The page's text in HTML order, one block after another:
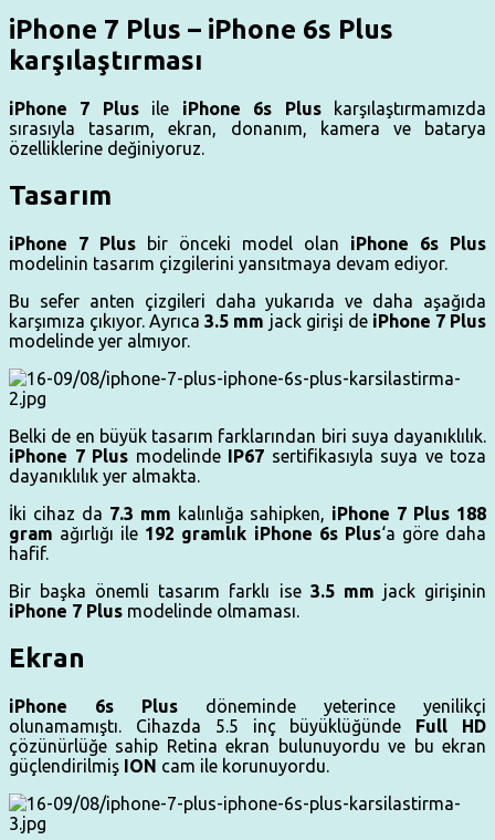
iPhone 7 Plus – iPhone 6s Plus
karşılaştırması
iPhone 7 Plusile iPhone 6s Pluskarşılaştırmamızda
sırasıyla tasarım, ekran, donanım, kamera ve batarya
özelliklerine değiniyoruz.
Tasarım
iPhone 7 Plus bir önceki model olan iPhone 6s Plus
modelinin tasarım çizgilerini yansıtmaya devam ediyor.
Bu sefer anten çizgileri daha yukarıda ve daha aşağıda
karşımıza çıkıyor. Ayrıca3.5 mm jack girişi de iPhone 7 Plus
modelinde yer almıyor.
Belki de en büyük tasarım farklarından biri suya dayanıklılık.
iPhone 7 Plus modelinde IP67 sertifikasıyla suya ve toza
dayanıklılık yer almakta.
İki cihaz da 7.3 mm kalınlığa sahipken, iPhone 7 Plus 188
gram ağırlığı ile 192 gramlık iPhone 6s Plus‘a göre daha
hafif.
Bir başka önemli tasarım farklı ise 3.5 mm jack girişinin
iPhone 7 Plus modelinde olmaması.
Ekran
iPhone 6s Plus döneminde yeterince yenilikçi
olunamamıştı. Cihazda 5.5 inç büyüklüğünde Full HD
çözünürlüğe sahip Retina ekran bulunuyordu ve bu ekran
güçlendirilmiş ION cam ile korunuyordu.